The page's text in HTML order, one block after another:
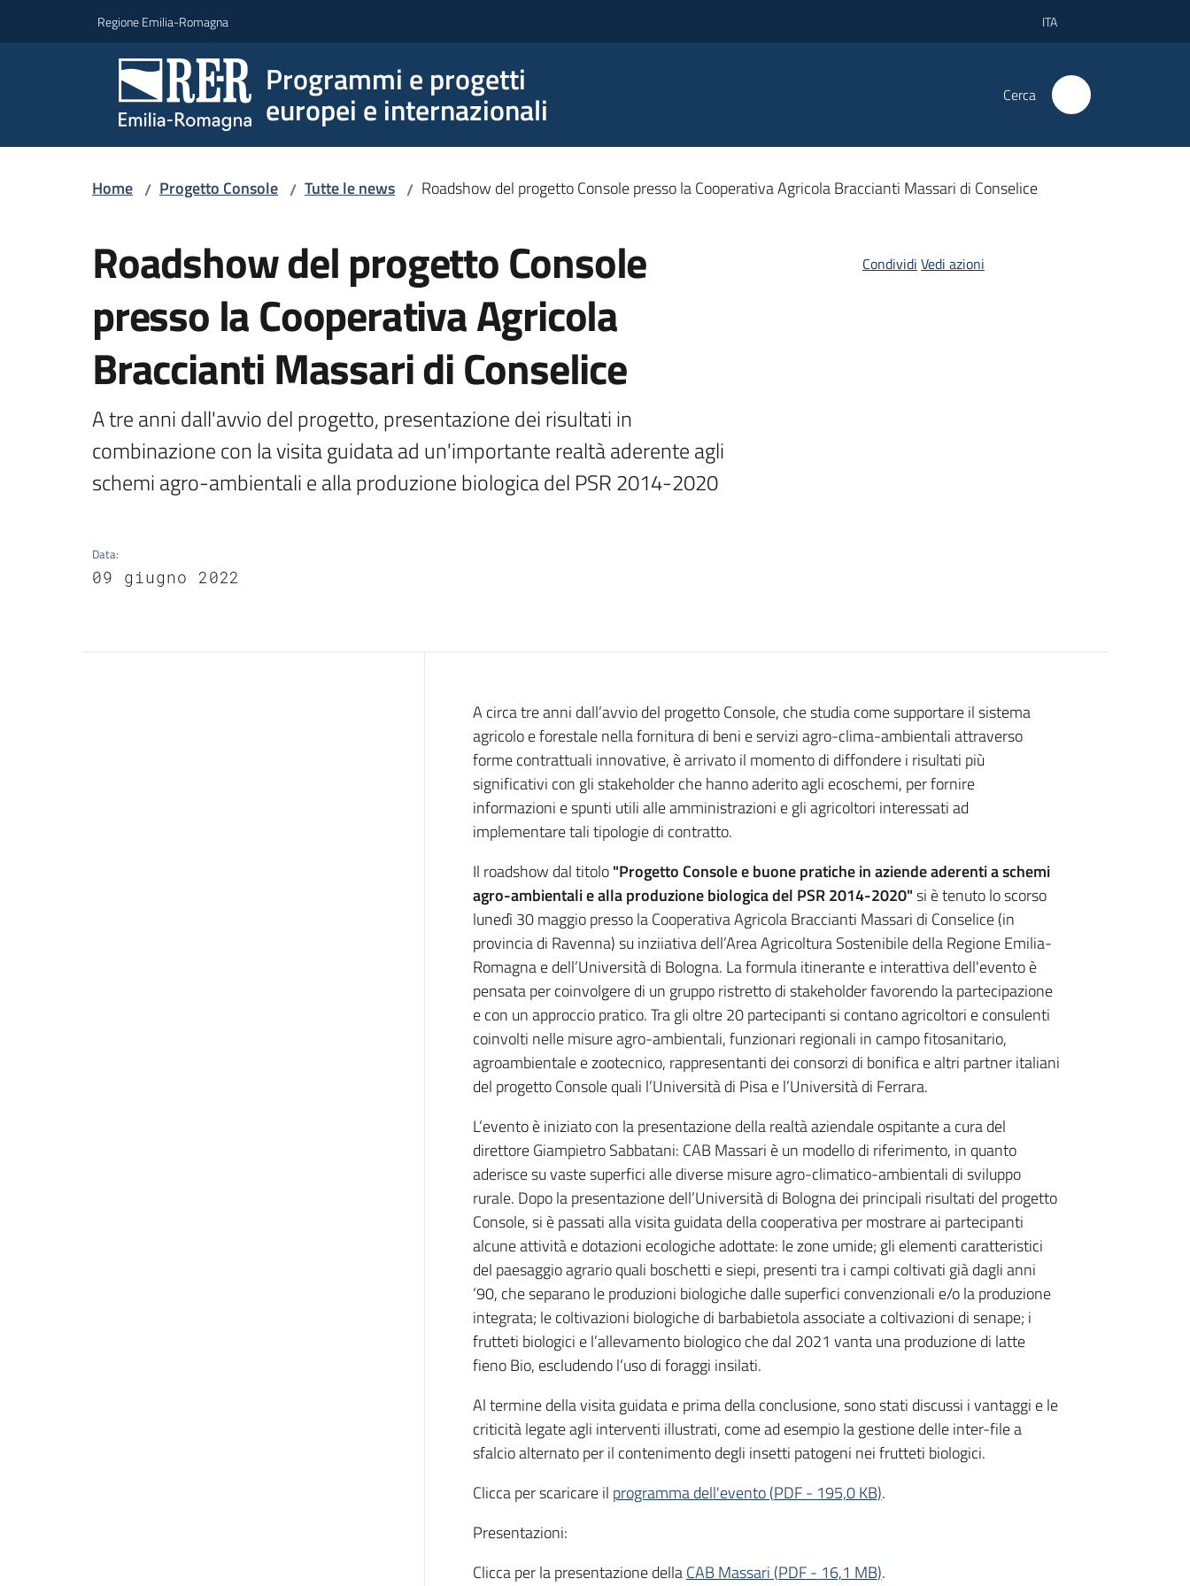
Regione Emilia-Romagna ITA
Programmi e progetti
europei e internazionali Cerca
Home / Progetto Console / Tutte le news / Roadshow del progetto Console presso la Cooperativa Agricola Braccianti Massari di Conselice
Roadshow del progetto Console
presso la Cooperativa Agricola
Braccianti Massari di Conselice
A tre anni dall'avvio del progetto, presentazione dei risultati in
combinazione con la visita guidata ad un'importante realtà aderente agli
schemi agro-ambientali e alla produzione biologica del PSR 2014-2020
Data:
09 giugno 2022
Condividi Vedi azioni
Introduzione
A circa tre anni dall’avvio del progetto Console, che studia come supportare il sistema
agricolo e forestale nella fornitura di beni e servizi agro-clima-ambientali attraverso
forme contrattuali innovative, è arrivato il momento di diffondere i risultati più
significativi con gli stakeholder che hanno aderito agli ecoschemi, per fornire
informazioni e spunti utili alle amministrazioni e gli agricoltori interessati ad
implementare tali tipologie di contratto.
Il roadshow dal titolo"Progetto Console e buone pratiche in aziende aderenti a schemi
agro-ambientali e alla produzione biologica del PSR 2014-2020"si è tenuto lo scorso
lunedì 30 maggio presso la Cooperativa Agricola Braccianti Massari di Conselice (in
provincia di Ravenna) su inziiativa dell’Area Agricoltura Sostenibile della Regione Emilia-
Romagna e dell’Università di Bologna. La formula itinerante e interattiva dell'evento è
pensata per coinvolgere di un gruppo ristretto di stakeholder favorendo la partecipazione
e con un approccio pratico. Tra gli oltre 20 partecipanti si contano agricoltori e consulenti
coinvolti nelle misure agro-ambientali, funzionari regionali in campo fitosanitario,
agroambientale e zootecnico, rappresentanti dei consorzi di bonifica e altri partner italiani
del progetto Console quali l’Università di Pisa e l’Università di Ferrara.
L’evento è iniziato con la presentazione della realtà aziendale ospitante a cura del
direttore Giampietro Sabbatani: CAB Massari è un modello di riferimento, in quanto
aderisce su vaste superfici alle diverse misure agro-climatico-ambientali di sviluppo
rurale. Dopo la presentazione dell’Università di Bologna dei principali risultati del progetto
Console, si è passati alla visita guidata della cooperativa per mostrare ai partecipanti
alcune attività e dotazioni ecologiche adottate: le zone umide; gli elementi caratteristici
del paesaggio agrario quali boschetti e siepi, presenti tra i campi coltivati già dagli anni
’90, che separano le produzioni biologiche dalle superfici convenzionali e/o la produzione
integrata; le coltivazioni biologiche di barbabietola associate a coltivazioni di senape; i
frutteti biologici e l’allevamento biologico che dal 2021 vanta una produzione di latte
fieno Bio, escludendo l’uso di foraggi insilati.
Al termine della visita guidata e prima della conclusione, sono stati discussi i vantaggi e le
criticità legate agli interventi illustrati, come ad esempio la gestione delle inter-file a
sfalcio alternato per il contenimento degli insetti patogeni nei frutteti biologici.
Clicca per scaricare il programma dell'evento(PDF- 195,0 KB).
Presentazioni:
Clicca per la presentazione dellaCAB Massari (PDF- 16,1 MB).